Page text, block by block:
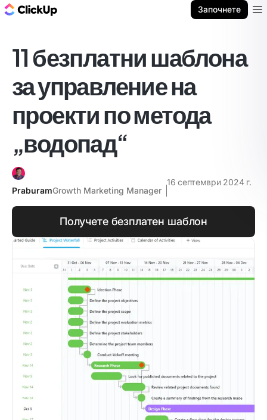
Започнете
11 безплатни шаблона
за управление на
проекти по метода
„водопад“
PraburamGrowth Marketing Manager
16 септември 2024 г.
Получете безплатен шаблон